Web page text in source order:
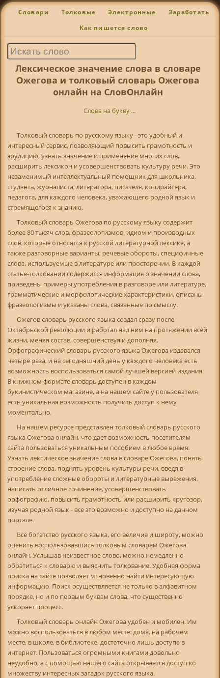
Словари Толковые Электронные Заработать
Как пишется слово
Лексическое значение слова в словаре
Ожегова и толковый словарь Ожегова
онлайн на СловОнлайн
Слова на букву ...
Толковый словарь по русскому языку - это удобный и
интересный сервис, позволяющий повысить грамотность и
эрудицию, узнать значение и применение многих слов,
расширить лексикон и усовершенствовать культуру речи. Это
незаменимый интеллектуальный помощник для школьника,
студента, журналиста, литератора, писателя, копирайтера,
педагога, для каждого человека, уважающего родной язык и
стремящегося к знанию.
Толковый словарь Ожегова по русскому языку содержит
более 80 тысяч слов, фразеологизмов, идиом и производных
слов, которые относятся к русской литературной лексике, а
также разговорные варианты, речевые обороты, специфичные
слова, используемые в литературе или просторечии. В каждой
статье-толковании содержится информация о значении слова,
приведены примеры употребления в разговоре или литературе,
грамматические и морфологические характеристики, описаны
фразеологизмы и указаны слова, связанные по смыслу.
Ожегов словарь русского языка создал сразу после
Октябрьской революции и работал над ним на протяжении всей
жизни, меняя состав, совершенствуя и дополняя.
Орфографический словарь русского языка Ожегова издавался
четыре раза, и на сегодняшний день у каждого человека есть
возможность воспользоваться самой лучшей версией издания.
В книжном формате словарь доступен в каждом
букинистическом магазине, а на нашем сайте у пользователя
есть уникальная возможность получить доступ к нему
моментально.
На нашем ресурсе представлен толковый словарь русского
языка Ожегова онлайн, что дает возможность посетителям
сайта пользоваться уникальным пособием в любое время.
Узнать лексическое значение слова в словаре Ожегова, понять
строение слова, поднять уровень культуры речи, введя в
употребление сложные обороты и литературные выражения,
написать отличное сочинение, усовершенствовать
орфографию, повысить грамотность или расширить кругозор,
изучая родной язык - все это возможно и доступно на данном
портале.
Все богатство русского языка, его величие и широту, можно
оценить воспользовавшись толковым словарем Ожегова
онлайн. Услышав неизвестное слово, можно немедленно
обратиться к словарю и выяснить толкование. Удобная форма
поиска на сайте позволяет мгновенно найти интересующую
информацию. Поиск осуществляется не только в алфавитном
порядке, но и по первым буквам слова, что существенно
ускоряет процесс.
Толковый словарь онлайн Ожегова удобен и мобилен. Им
можно воспользоваться в любом месте: дома, на рабочем
месте, в школе, в библиотеке, достаточно лишь доступа в
интернет. Пользоваться огромными книгами довольно
неудобно, а с помощью нашего сайта открывается доступ ко
множеству интересных загадок русского языка.